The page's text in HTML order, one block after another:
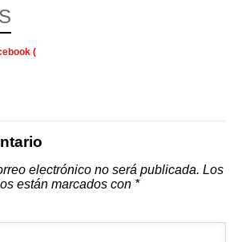
(
electrónico no será publicada. Los
están marcados con *